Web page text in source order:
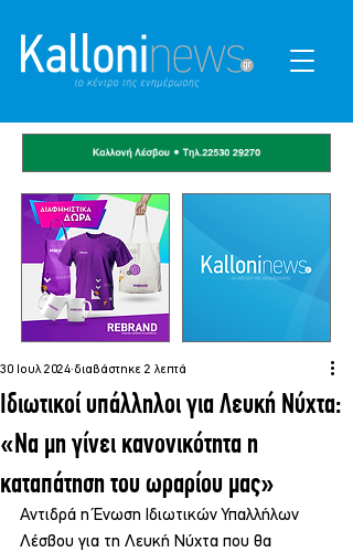
Ιδιωτικοί υπάλληλοι για Λευκή Νύχτα:
«Να μη γίνει κανονικότητα η
καταπάτηση του ωραρίου μας»
30 Ιουλ 2024 διαβάστηκε 2 λεπτά
Αντιδρά η Ένωση Ιδιωτικών Υπαλλήλων
Λέσβου για τη Λευκή Νύχτα που θα